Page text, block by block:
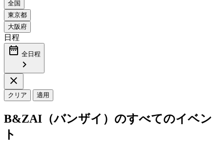
日程
date_range 全日程
chevron_right
close
クリア 適用
B&ZAI（バンザイ）のすべてのイベン
ト